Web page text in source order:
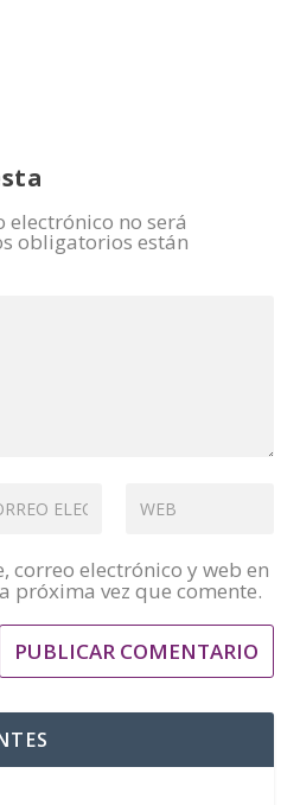
electrónico no será
obligatorios están
correo electrónico y web en
próxima vez que comente.